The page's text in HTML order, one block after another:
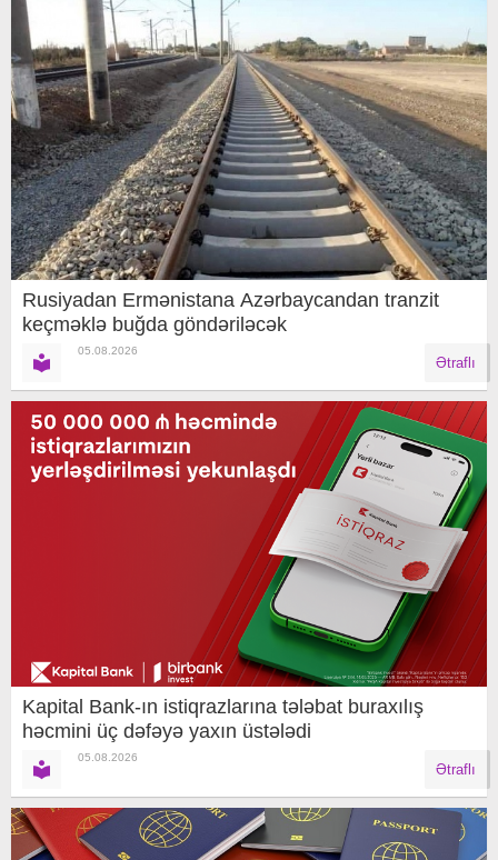
Rusiyadan Ermənistana Azərbaycandan tranzit
keçməklə buğda göndəriləcək
05.08.2026
Ətraflı
Kapital Bank-ın istiqrazlarına tələbat buraxılış
həcmini üç dəfəyə yaxın üstələdi
05.08.2026
Ətraflı